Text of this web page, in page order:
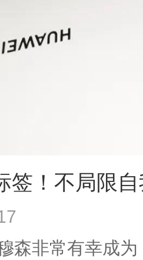
签！不局限
CMG上海站的家具战略合作伙伴 为老牌